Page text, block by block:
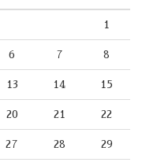
1
6 7 8
13 14 15
20 21 22
27 28 29